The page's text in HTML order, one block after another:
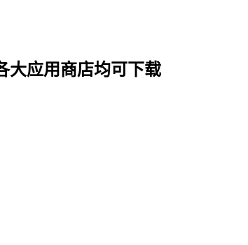
大应用商店均可下载